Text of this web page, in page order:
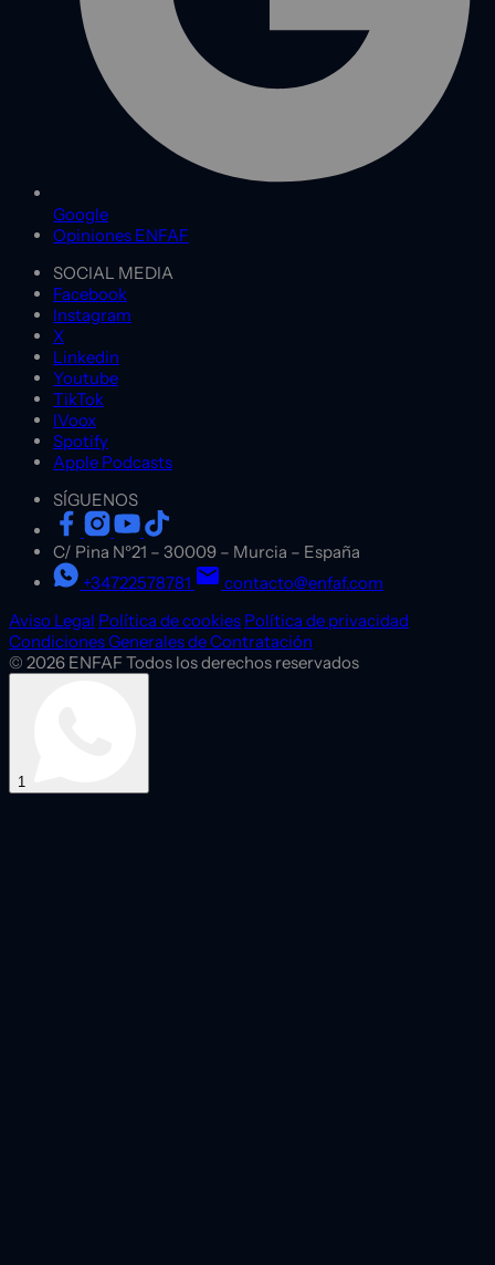
Google
Opiniones ENFAF
SOCIAL MEDIA
Facebook
Instagram
X
Linkedin
Youtube
TikTok
IVoox
Spotify
Apple Podcasts
SÍGUENOS
C/ Pina Nº21 – 30009 – Murcia – España
+34722578781
contacto@enfaf.com
Aviso Legal Política de cookies Política de privacidad
Condiciones Generales de Contratación
© 2026 ENFAF Todos los derechos reservados
1